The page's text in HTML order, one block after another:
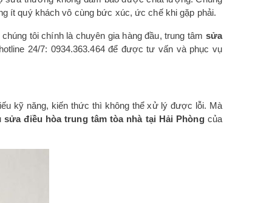
ít quý khách vô cùng bức xúc, ức chế khi gặp phải.
tôi chính là chuyên gia hàng đầu, trung tâm sửa
24/7: 0934.363.464 để được tư vấn và phục vụ
kỹ năng, kiến thức thì không thể xử lý được lỗi. Mà
sửa điều hòa trung tâm tòa nhà tại Hải Phòngcủa